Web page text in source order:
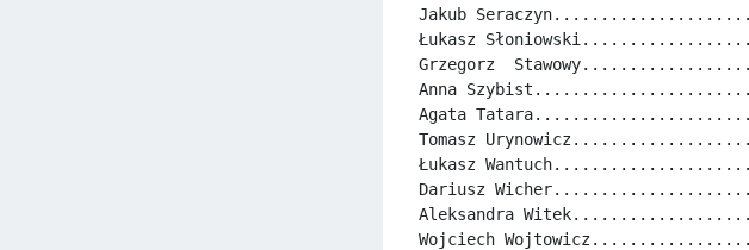
Jakub
Łukasz
Grzegorz
Anna
Agata
Tomasz
Łukasz
Dariusz
Aleksandra
Wojciech